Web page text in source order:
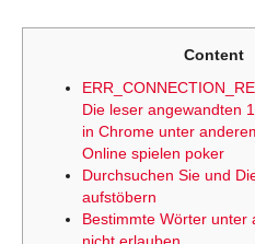
Content
Die leser angewandten
in Chrome unter
Online spielen poker
Durchsuchen Sie und
aufstöbern
Bestimmte Wörter unter